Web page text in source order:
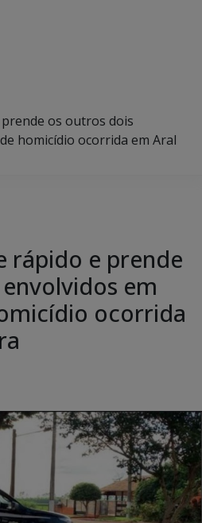
os outros dois
homicídio ocorrida em Aral
rápido e prende
em
ocorrida